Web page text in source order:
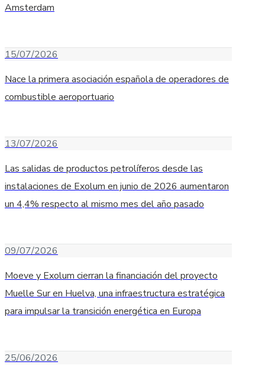
Amsterdam
15/07/2026
Nace la primera asociación española de operadores de
combustible aeroportuario
13/07/2026
Las salidas de productos petrolíferos desde las
instalaciones de Exolum en junio de 2026 aumentaron
un 4,4% respecto al mismo mes del año pasado
09/07/2026
Moeve y Exolum cierran la financiación del proyecto
Muelle Sur en Huelva, una infraestructura estratégica
para impulsar la transición energética en Europa
25/06/2026